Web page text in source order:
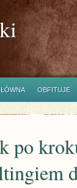
OBFITUJE
po